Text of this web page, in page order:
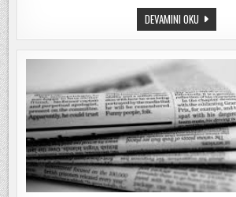
DEVAMINI OKUYAKUP
ÖZDEMIR
/
YEŞILOVA
GAZETESI